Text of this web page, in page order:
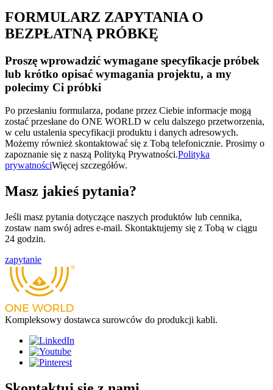
FORMULARZ ZAPYTANIA O
BEZPŁATNĄ PRÓBKĘ
Proszę wprowadzić wymagane specyfikacje próbek
lub krótko opisać wymagania projektu, a my
polecimy Ci próbki
Po przesłaniu formularza, podane przez Ciebie informacje mogą
zostać przesłane do ONE WORLD w celu dalszego przetworzenia,
w celu ustalenia specyfikacji produktu i danych adresowych.
Możemy również skontaktować się z Tobą telefonicznie. Prosimy o
zapoznanie się z naszą Polityką Prywatności.Polityka
prywatnościWięcej szczegółów.
Masz jakieś pytania?
Jeśli masz pytania dotyczące naszych produktów lub cennika,
zostaw nam swój adres e-mail. Skontaktujemy się z Tobą w ciągu
24 godzin.
zapytanie
Kompleksowy dostawca surowców do produkcji kabli.